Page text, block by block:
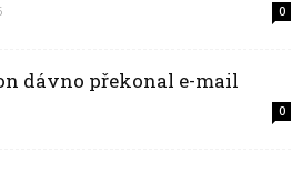
0
dávno překonal e-mail
0